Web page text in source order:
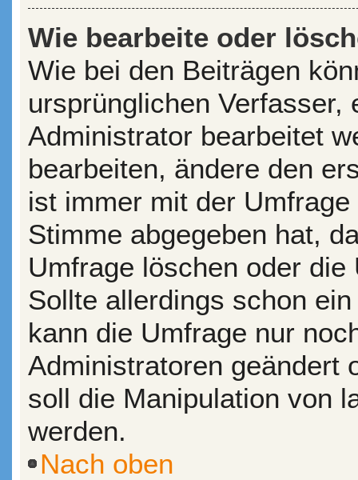
Wie bearbeite oder
Wie bei den Beiträgen
ursprünglichen Verfasser,
Administrator bearbeitet
bearbeiten, ändere den
ist immer mit der
Stimme abgegeben hat,
Umfrage löschen oder
Sollte allerdings schon
kann die Umfrage nur
Administratoren geändert
soll die Manipulation von
werden.
Nach oben